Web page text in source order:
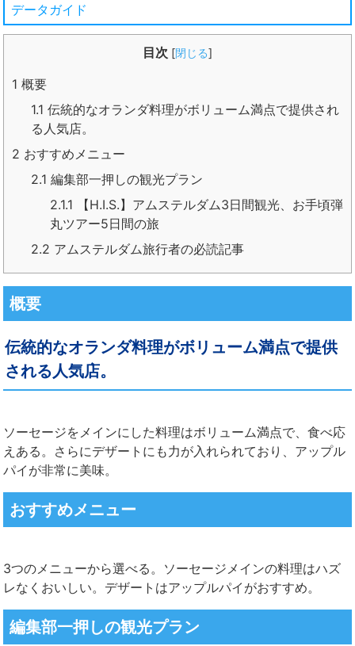
データガイド
目次 [閉じる]
1 概要
1.1 伝統的なオランダ料理がボリューム満点で提供され
る人気店。
2 おすすめメニュー
2.1 編集部一押しの観光プラン
2.1.1 【H.I.S.】アムステルダム3日間観光、お手頃弾
丸ツアー5日間の旅
2.2 アムステルダム旅行者の必読記事
概要
伝統的なオランダ料理がボリューム満点で提供
される人気店。
ソーセージをメインにした料理はボリューム満点で、食べ応
えある。さらにデザートにも力が入れられており、アップル
パイが非常に美味。
おすすめメニュー
3つのメニューから選べる。ソーセージメインの料理はハズ
レなくおいしい。デザートはアップルパイがおすすめ。
編集部一押しの観光プラン